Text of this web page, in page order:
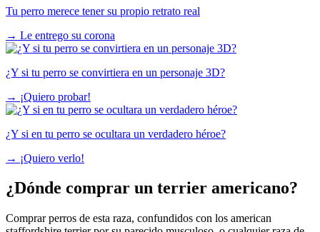
Tu perro merece tener su propio retrato real
→ Le entrego su corona
¿Y si tu perro se convirtiera en un personaje 3D?
→ ¡Quiero probar!
¿Y si en tu perro se ocultara un verdadero héroe?
→ ¡Quiero verlo!
¿Dónde comprar un terrier americano?
Comprar perros de esta raza, confundidos con los american